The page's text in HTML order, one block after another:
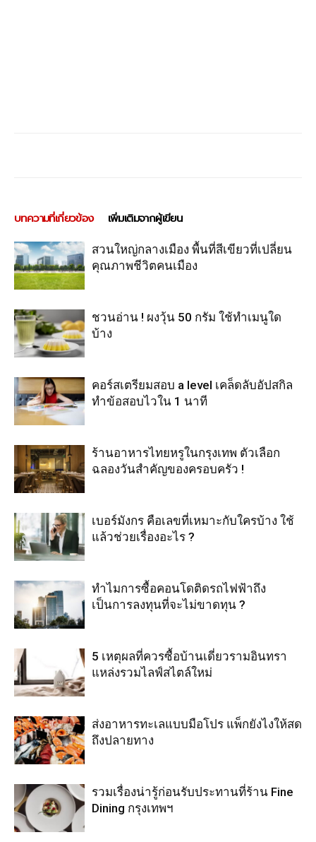
บทความที่เกี่ยวข้อง เพิ่มเติมจากผู้เขียน
สวนใหญ่กลางเมือง พื้นที่สีเขียวที่เปลี่ยน
คุณภาพชีวิตคนเมือง
ชวนอ่าน ! ผงวุ้น 50 กรัม ใช้ทำเมนูใด
บ้าง
คอร์สเตรียมสอบ a level เคล็ดลับอัปสกิล
ทำข้อสอบไวใน 1 นาที
ร้านอาหารไทยหรูในกรุงเทพ ตัวเลือก
ฉลองวันสำคัญของครอบครัว !
เบอร์มังกร คือเลขที่เหมาะกับใครบ้าง ใช้
แล้วช่วยเรื่องอะไร ?
ทำไมการซื้อคอนโดติดรถไฟฟ้าถึง
เป็นการลงทุนที่จะไม่ขาดทุน ?
5 เหตุผลที่ควรซื้อบ้านเดี่ยวรามอินทรา
แหล่งรวมไลฟ์สไตล์ใหม่
ส่งอาหารทะเลแบบมือโปร แพ็กยังไงให้สด
ถึงปลายทาง
รวมเรื่องน่ารู้ก่อนรับประทานที่ร้าน Fine
Dining กรุงเทพฯ